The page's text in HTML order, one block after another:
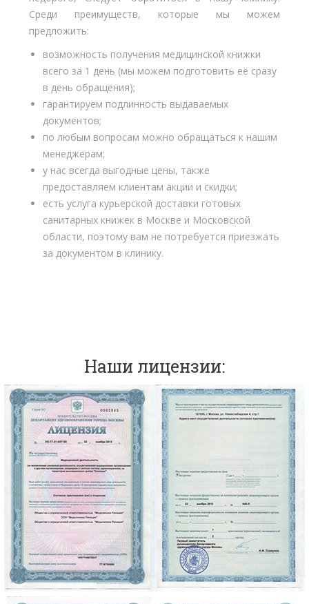
Среди преимуществ, которые мы можем
предложить:
возможность получения медицинской книжки
всего за 1 день (мы можем подготовить её сразу
в день обращения);
гарантируем подлинность выдаваемых
документов;
по любым вопросам можно обращаться к нашим
менеджерам;
у нас всегда выгодные цены, также
предоставляем клиентам акции и скидки;
есть услуга курьерской доставки готовых
санитарных книжек в Москве и Московской
области, поэтому вам не потребуется приезжать
за документом в клинику.
Наши лицензии: